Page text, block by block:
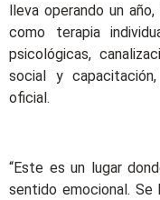
lleva operando un
como terapia
psicológicas,
social y
oficial.
“Este es un lugar
sentido emocional. Se